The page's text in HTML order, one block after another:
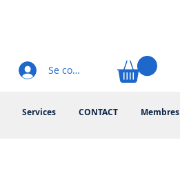
Services CONTACT Membres
Se connecter